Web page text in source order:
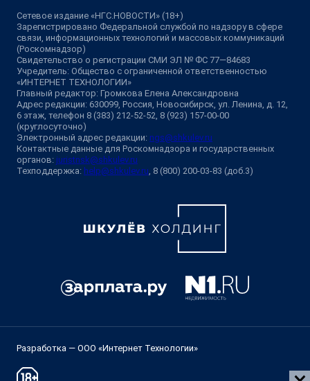
Сетевое издание «НГС.НОВОСТИ» (18+)
Зарегистрировано Федеральной службой по надзору в сфере
связи, информационных технологий и массовых коммуникаций
(Роскомнадзор)
Свидетельство о регистрации СМИ ЭЛ № ФС 77—84683
Учредитель: Общество с ограниченной ответственностью
«ИНТЕРНЕТ ТЕХНОЛОГИИ»
Главный редактор: Громкова Елена Александровна
Адрес редакции: 630099, Россия, Новосибирск, ул. Ленина, д. 12,
6 этаж, телефон 8 (383) 212-52-52, 8 (923) 157-00-00
(круглосуточно)
Электронный адрес редакции: ngs@shkulev.ru
Контактные данные для Роскомнадзора и государственных
органов: juristnsk@shkulev.ru
Техподдержка: help@shkulev.ru, 8 (800) 200-03-83 (доб.3)
Разработка — ООО «Интернет Технологии»